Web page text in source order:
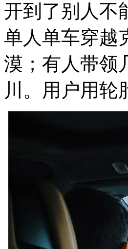
开到了别人不
单人单车穿越
漠；有人带领
川。用户用轮